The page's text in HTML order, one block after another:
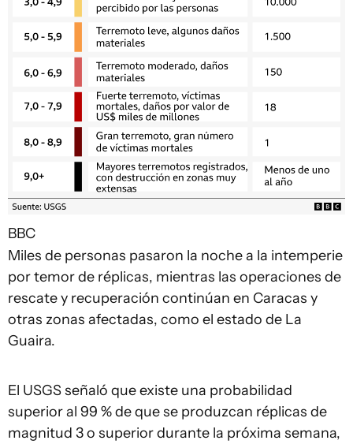
BBC
Miles de personas pasaron la noche a la intemperie
por temor de réplicas, mientras las operaciones de
rescate y recuperación continúan en Caracas y
otras zonas afectadas, como el estado de La
Guaira.
El USGS señaló que existe una probabilidad
superior al 99 % de que se produzcan réplicas de
magnitud 3 o superior durante la próxima semana,